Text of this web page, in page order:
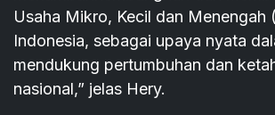
Usaha Mikro, Kecil dan Menengah
Indonesia, sebagai upaya nyata
mendukung pertumbuhan dan
nasional,” jelas Hery.